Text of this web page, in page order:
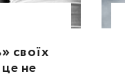
своїх
не